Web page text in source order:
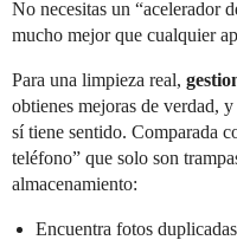
No necesitas un “acelerador
mucho mejor que cualquier
Para una limpieza real,
obtienes mejoras de verdad,
sí tiene sentido. Comparada
teléfono” que solo son
almacenamiento:
Encuentra fotos